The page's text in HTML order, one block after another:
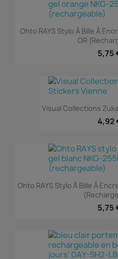
Ohto RAYS Stylo À Bille À
OR
5,75
Visual Collections
4,92
Ohto RAYS Stylo À Bille À
5,75